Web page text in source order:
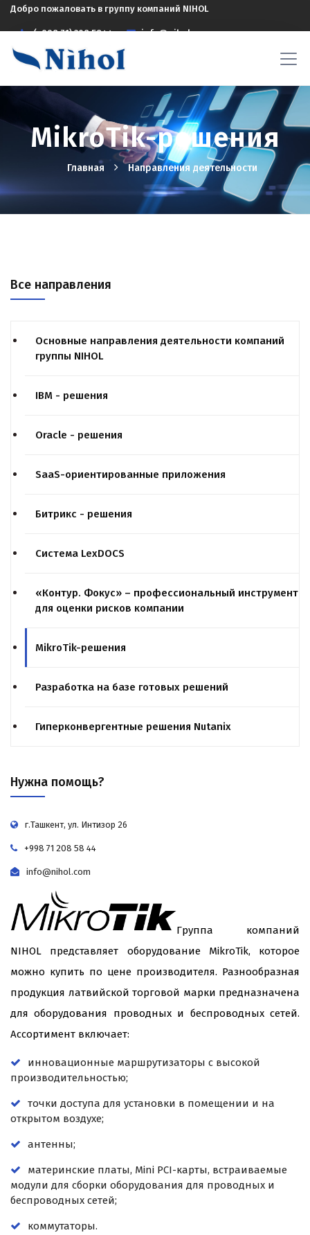
Добро пожаловать в группу компаний NIHOL
(+998 71) 208 5844 info@nihol.uz
MikroTik-решения
Главная Hаправления деятельности
Все направления
Основные направления деятельности компаний
группы NIHOL
IBM - решения
Oracle - решения
SaaS-ориентированные приложения
Битрикс - решения
Система LexDOCS
«Контур. Фокус» – профессиональный инструмент
для оценки рисков компании
MikroTik-решения
Разработка на базе готовых решений
Гиперконвергентные решения Nutanix
Нужна помощь?
г.Ташкент, ул. Интизор 26
+998 71 208 58 44
info@nihol.com
Группа компаний
NIHOL представляет оборудование MikroTik, которое
можно купить по цене производителя. Разнообразная
продукция латвийской торговой марки предназначена
для оборудования проводных и беспроводных сетей.
Ассортимент включает:
инновационные маршрутизаторы с высокой
производительностью;
точки доступа для установки в помещении и на
открытом воздухе;
антенны;
материнские платы, Mini PCI-карты, встраиваемые
модули для сборки оборудования для проводных и
беспроводных сетей;
коммутаторы.